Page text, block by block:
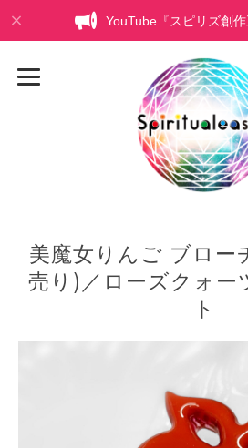
YouTube『スピリズ創
美魔女りんご ブロー
売り)／ローズクォー
ト